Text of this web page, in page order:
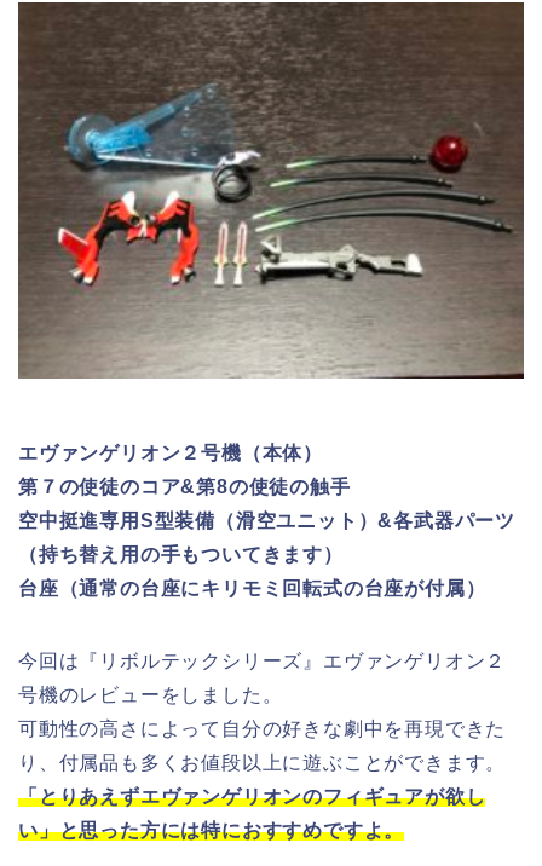
エヴァンゲリオン２号機（本体）
第７の使徒のコア&第8の使徒の触手
空中挺進専用S型装備（滑空ユニット）&各武器パーツ
（持ち替え用の手もついてきます）
台座（通常の台座にキリモミ回転式の台座が付属）
今回は『リボルテックシリーズ』エヴァンゲリオン２
号機のレビューをしました。
可動性の高さによって自分の好きな劇中を再現できた
り、付属品も多くお値段以上に遊ぶことができます。
「とりあえずエヴァンゲリオンのフィギュアが欲し
い」と思った方には特におすすめですよ。